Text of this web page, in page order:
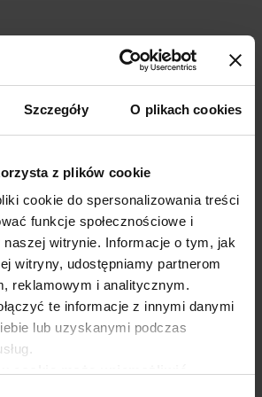
Szczegóły O plikach cookies
z plików cookie
cookie do spersonalizowania treści
funkcje społecznościowe i
witrynie. Informacje o tym, jak
witryny, udostępniamy partnerom
reklamowym i analitycznym.
te informacje z innymi danymi
lub uzyskanymi podczas